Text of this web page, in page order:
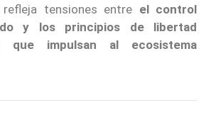
tensiones entre el control
y los principios de libertad
que impulsan al ecosistema